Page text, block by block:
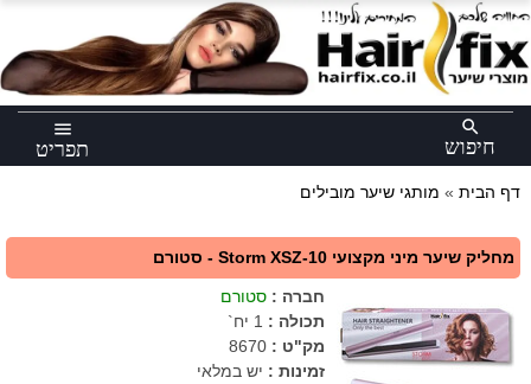
menu
תפריט
search
חיפוש
דף הבית » מותגי שיער מובילים
מחליק שיער מיני מקצועי Storm XSZ-10 - סטורם
חברה : סטורם
תכולה : 1 יח`
מק"ט :
8670
זמינות : יש במלאי
×